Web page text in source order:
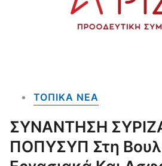
ΤΟΠΙΚΑ NEA
ΣΥΝΑΝΤΗΣΗ
ΠΟΠΥΣΥΠ Στη